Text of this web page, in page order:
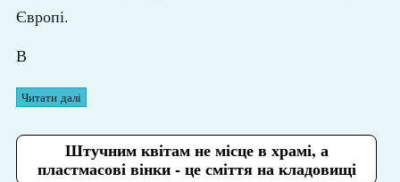
Європі.
В
Читати далі
Штучним квітам не місце в храмі, а
пластмасові вінки - це сміття на кладовищі